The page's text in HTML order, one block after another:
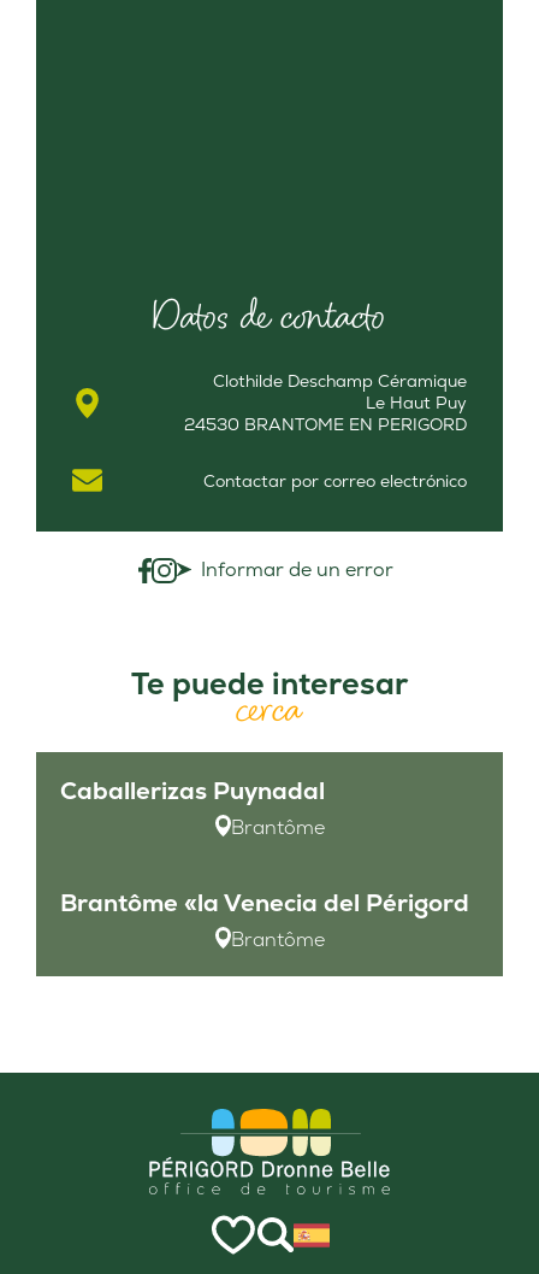
Datos de contacto
Clothilde Deschamp Céramique
Le Haut Puy
24530 BRANTOME EN PERIGORD
Contactar por correo electrónico
Informar de un error
Te puede interesar
cerca
Caballerizas Puynadal
Brantôme
Brantôme «la Venecia del Périgord
Brantôme